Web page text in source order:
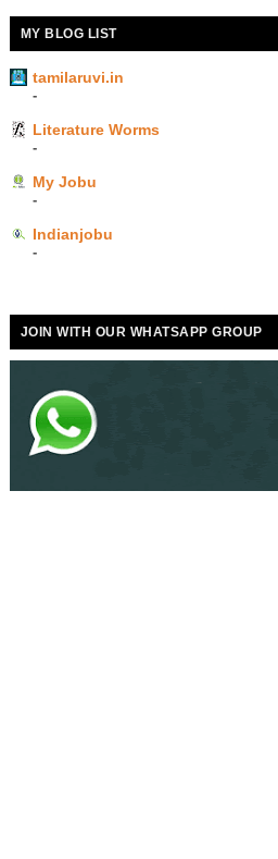
MY BLOG LIST
tamilaruvi.in
-
Literature Worms
-
My Jobu
-
Indianjobu
-
JOIN WITH OUR WHATSAPP GROUP